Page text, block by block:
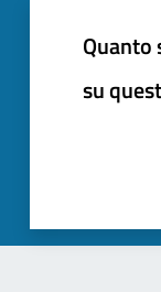
Quanto
su